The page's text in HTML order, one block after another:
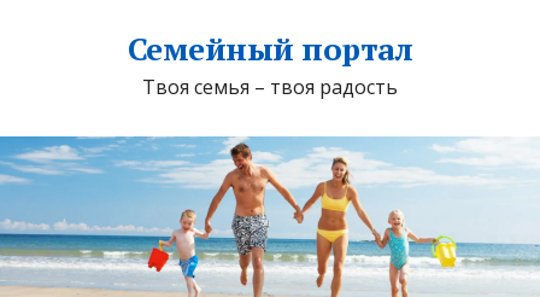
Семейный портал
Твоя семья – твоя радость